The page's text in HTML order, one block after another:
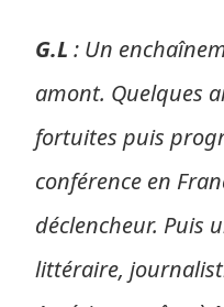
G.L : Un
amont. Quelques
fortuites puis
conférence en
déclencheur. Puis
littéraire,